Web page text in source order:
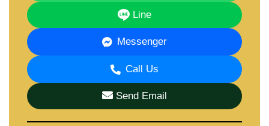
Line
Messenger
Call Us
Send Email